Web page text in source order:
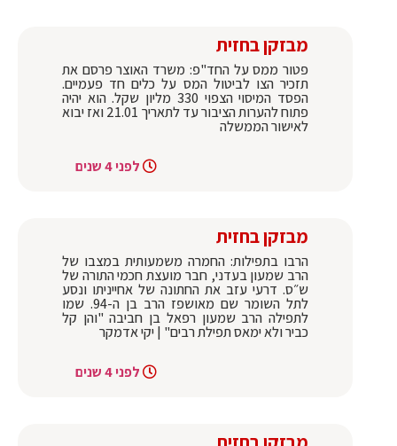
מבזקן בחזית
פטור ממס על החד"פ: משרד האוצר פרסם את
תזכיר הצו לביטול המס על כלים חד פעמיים.
הפסד המיסוי הצפוי 330 מליון שקל. הוא יהיה
פתוח להערות הציבור עד לתאריך 21.01 ואז יבוא
לאישור הממשלה
לפני 4 שנים
מבזקן בחזית
הרבו בתפילות: החמרה משמעותית במצבו של
הרב שמעון בעדני, חבר מועצת חכמי התורה של
ש״ס. דרעי עזב את החתונה של אחייניתו ונסע
לתל השומר שם מאושפז הרב בן ה-94. שמו
לתפילה הרב שמעון רפאל בן חביבה "והן קל
כביר ולא ימאס תפילת רבים" | יקי אדמקר
לפני 4 שנים